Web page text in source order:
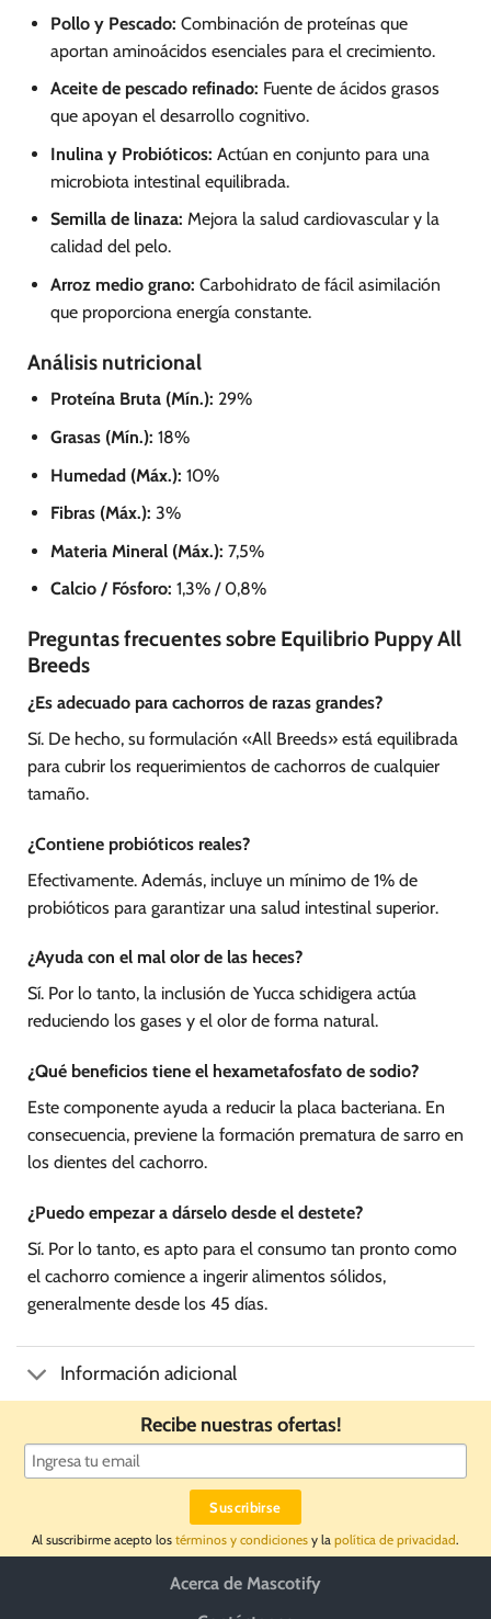
Pollo y Pescado: Combinación de proteínas que
aportan aminoácidos esenciales para el crecimiento.
Aceite de pescado refinado: Fuente de ácidos grasos
que apoyan el desarrollo cognitivo.
Inulina y Probióticos: Actúan en conjunto para una
microbiota intestinal equilibrada.
Semilla de linaza: Mejora la salud cardiovascular y la
calidad del pelo.
Arroz medio grano: Carbohidrato de fácil asimilación
que proporciona energía constante.
Análisis nutricional
Proteína Bruta (Mín.): 29%
Grasas (Mín.): 18%
Humedad (Máx.): 10%
Fibras (Máx.): 3%
Materia Mineral (Máx.): 7,5%
Calcio / Fósforo: 1,3% / 0,8%
Preguntas frecuentes sobre Equilibrio Puppy All
Breeds
¿Es adecuado para cachorros de razas grandes?
Sí. De hecho, su formulación «All Breeds» está equilibrada
para cubrir los requerimientos de cachorros de cualquier
tamaño.
¿Contiene probióticos reales?
Efectivamente. Además, incluye un mínimo de 1% de
probióticos para garantizar una salud intestinal superior.
¿Ayuda con el mal olor de las heces?
Sí. Por lo tanto, la inclusión de Yucca schidigera actúa
reduciendo los gases y el olor de forma natural.
¿Qué beneficios tiene el hexametafosfato de sodio?
Este componente ayuda a reducir la placa bacteriana. En
consecuencia, previene la formación prematura de sarro en
los dientes del cachorro.
¿Puedo empezar a dárselo desde el destete?
Sí. Por lo tanto, es apto para el consumo tan pronto como
el cachorro comience a ingerir alimentos sólidos,
generalmente desde los 45 días.
Información adicional
Recibe nuestras ofertas!
Al suscribirme acepto los términos y condiciones y la política de privacidad.
Acerca de Mascotify